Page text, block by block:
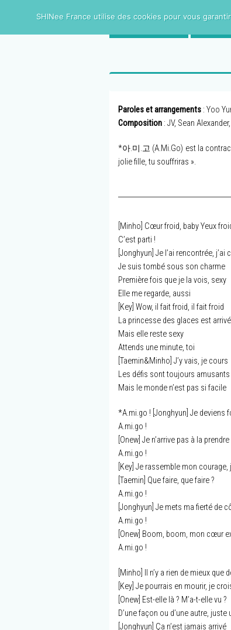
Paroles et arrangements : Yoo
Composition : JV, Sean
*아.미.고 (A.Mi.Go) est la
jolie fille, tu souffriras ».
[Minho] Cœur froid, baby Yeux
C’est parti !
[Jonghyun] Je l’ai rencontrée, j’ai
Je suis tombé sous son charme
Première fois que je la vois, sexy
Elle me regarde, aussi
[Key] Wow, il fait froid, il fait froid
La princesse des glaces est
Mais elle reste sexy
Attends une minute, toi
[Taemin&Minho] J’y vais, je cours
Les défis sont toujours amusants
Mais le monde n’est pas si facile
*A.mi.go ! [Jonghyun] Je deviens
A.mi.go !
[Onew] Je n’arrive pas à la
A.mi.go !
[Key] Je rassemble mon
[Taemin] Que faire, que faire ?
A.mi.go !
[Jonghyun] Je mets ma fierté de
A.mi.go !
[Onew] Boom, boom, mon cœur
A.mi.go !
[Minho] Il n’y a rien de mieux que
[Key] Je pourrais en mourir, je
[Onew] Est-elle là ? M’a-t-elle vu ?
D’une façon ou d’une autre,
[Jonghyun] Ça n’est jamais arrivé
SHINee France utilise des cookies pour vous